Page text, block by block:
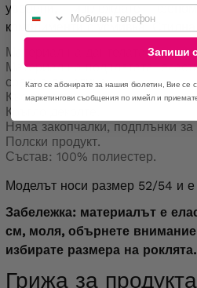
уверени, изглеждате
комплименти с усмивка.
Материал на дантелата:
Материал на подплатата:
средна дебелина.
Къс ръкав.
Кръгло деколте.
Няма закопчалки, подплънки
Полски продукт.
Състав: 100% полиестер.
Моделът носи размер 52/54 и е
Забележка: материалът е
см, моля, обърнете внимание
избирате размера на роклята.
Грижа за продукта
Запиши
Като се абонирате за нашия бюлетин, Вие се
маркетингови съобщения по имейл и